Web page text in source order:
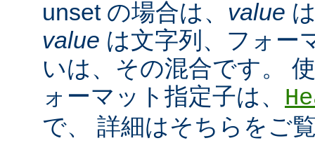
unset の場合は、 value
value は文字列、フォー
いは、その混合です。
ォーマット指定子は、
で、 詳細はそちらをご